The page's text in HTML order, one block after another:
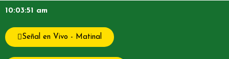
10:03:51 am
Señal en Vivo - Matinal